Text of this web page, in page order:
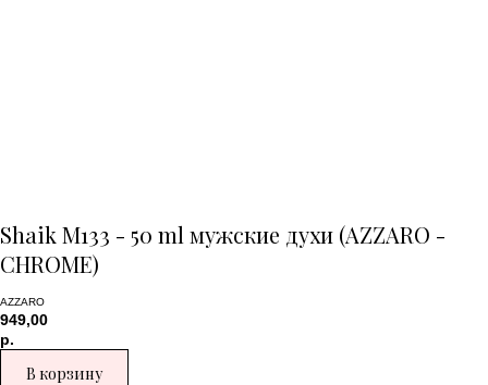
Shaik M133 - 50 ml мужские духи (AZZARO -
CHROME)
AZZARO
949,00
р.
В корзину